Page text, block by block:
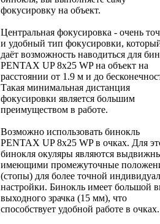
фокусировку на объект.
Центральная фокусировка - очень
и удобный тип фокусировки,
даёт возможность наводиться для
PENTAX UP 8x25 WP на объект на
расстоянии от 1.9 м и до
Такая минимальная дистанция
фокусировки является большим
преимуществом в работе.
Возможно использовать бинокль
PENTAX UP 8x25 WP в очках. Для
бинокля окуляры являются
имеющими промежуточные
(стопы) для более точной
настройки. Бинокль имеет большой
выходного зрачка (15 мм), что
способствует удобной работе в очках.